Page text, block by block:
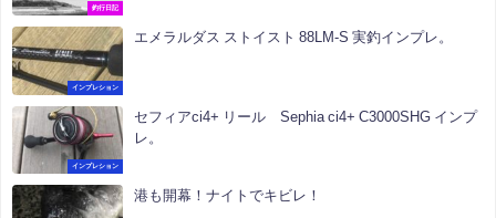
釣行日記
インプレション
エメラルダス ストイスト 88LM-S 実釣インプレ。
インプレション
セフィアci4+ リール Sephia ci4+ C3000SHG インプ
レ。
港も開幕！ナイトでキビレ！